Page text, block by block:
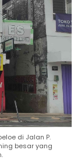
di Jalan P.
besar yang